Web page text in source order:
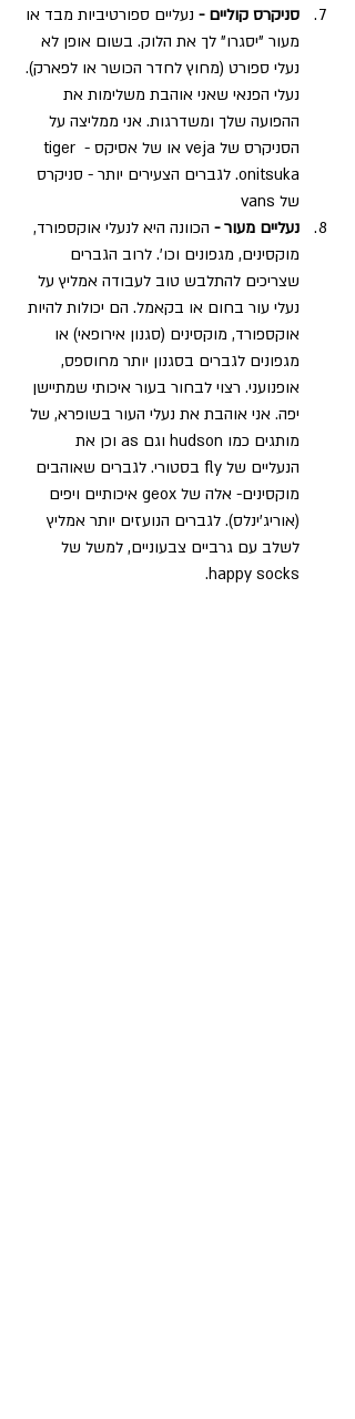
סניקרס קוליים - נעליים ספורטיביות מבד או
מעור "יסגרו" לך את הלוק. בשום אופן לא
נעלי ספורט (מחוץ לחדר הכושר או לפארק).
נעלי הפנאי שאני אוהבת משלימות את
ההפועה שלך ומשדרגות. אני ממליצה על
הסניקרס של veja או של אסיקס - tiger
onitsuka. לגברים הצעירים יותר - סניקרס
של vans
נעליים מעור - הכוונה היא לנעלי אוקספורד,
מוקסינים, מגפונים וכו'. לרוב הגברים
שצריכים להתלבש טוב לעבודה אמליץ על
נעלי עור בחום או בקאמל. הם יכולות להיות
אוקספורד, מוקסינים (סגנון אירופאי) או
מגפונים לגברים בסגנון יותר מחוספס,
אופנועני. רצוי לבחור בעור איכותי שמתיישן
יפה. אני אוהבת את נעלי העור בשופרא, של
מותגים כמו hudson וגם as וכן את
הנעליים של fly בסטורי. לגברים שאוהבים
מוקסינים- אלה של geox איכותיים ויפים
(אוריג'ינלס). לגברים הנועזים יותר אמליץ
לשלב עם גרביים צבעוניים, למשל של
happy socks.